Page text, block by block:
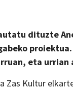
dituzte
eta
Zas Kultur